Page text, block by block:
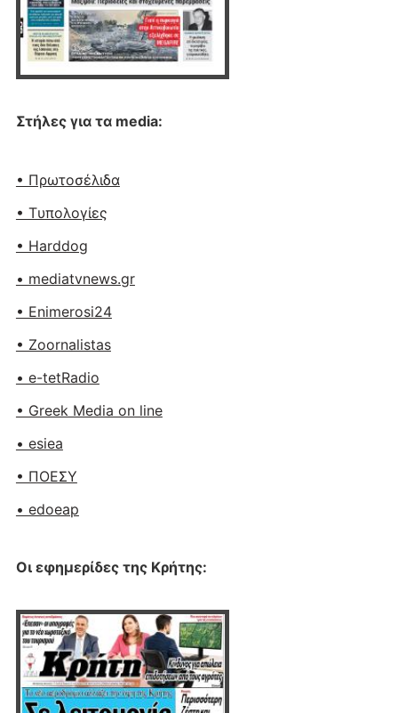
Στήλες για τα media:
• Πρωτοσέλιδα
• Tυπολογίες
• Harddog
• mediatvnews.gr
• Enimerosi24
• Zoornalistas
• e-tetRadio
• Greek Media on line
• esiea
• ΠΟΕΣΥ
• edoeap
Οι εφημερίδες της Κρήτης: